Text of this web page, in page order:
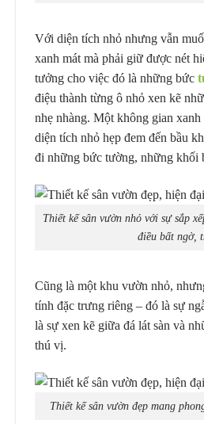
Với diện tích nhỏ nhưng vẫn
xanh mát mà phải giữ được nét
tưởng cho việc đó là những bức
điệu thành từng ô nhỏ xen kẽ
nhẹ nhàng. Một không gian
diện tích nhỏ hẹp đem đến bầu
đi những bức tường, những khối
Thiết kế sân vườn nhỏ với sự sắp
điều bất ngờ,
Cũng là một khu vườn nhỏ,
tính đặc trưng riêng – đó là sự
là sự xen kẽ giữa đá lát sàn và
thú vị.
Thiết kế sân vườn đẹp mang